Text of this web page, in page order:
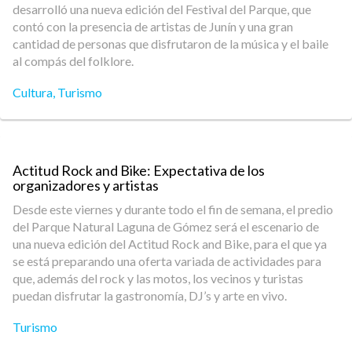
desarrolló una nueva edición del Festival del Parque, que
contó con la presencia de artistas de Junín y una gran
cantidad de personas que disfrutaron de la música y el baile
al compás del folklore.
Cultura, Turismo
Actitud Rock and Bike: Expectativa de los
organizadores y artistas
Desde este viernes y durante todo el fin de semana, el predio
del Parque Natural Laguna de Gómez será el escenario de
una nueva edición del Actitud Rock and Bike, para el que ya
se está preparando una oferta variada de actividades para
que, además del rock y las motos, los vecinos y turistas
puedan disfrutar la gastronomía, DJ’s y arte en vivo.
Turismo